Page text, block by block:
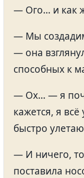
— Ого… и как
— Мы
— она
способных к
— Ох… — я
кажется, я
быстро
— И ничего,
поставила